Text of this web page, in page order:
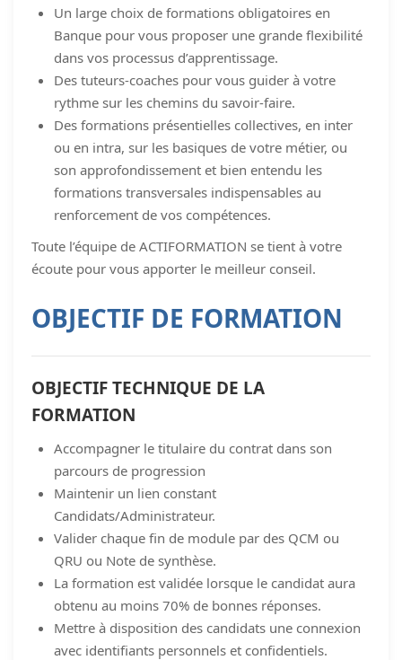
Un large choix de formations obligatoires en
Banque pour vous proposer une grande flexibilité
dans vos processus d’apprentissage.
Des tuteurs-coaches pour vous guider à votre
rythme sur les chemins du savoir-faire.
Des formations présentielles collectives, en inter
ou en intra, sur les basiques de votre métier, ou
son approfondissement et bien entendu les
formations transversales indispensables au
renforcement de vos compétences.
Toute l’équipe de ACTIFORMATION se tient à votre
écoute pour vous apporter le meilleur conseil.
OBJECTIF DE FORMATION
OBJECTIF TECHNIQUE DE LA
FORMATION
Accompagner le titulaire du contrat dans son
parcours de progression
Maintenir un lien constant
Candidats/Administrateur.
Valider chaque fin de module par des QCM ou
QRU ou Note de synthèse.
La formation est validée lorsque le candidat aura
obtenu au moins 70% de bonnes réponses.
Mettre à disposition des candidats une connexion
avec identifiants personnels et confidentiels.